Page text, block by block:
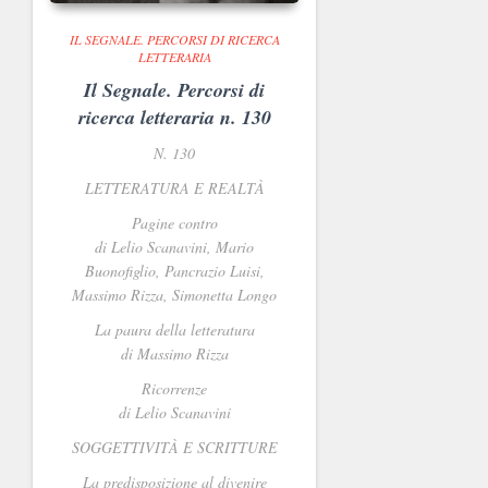
IL SEGNALE. PERCORSI DI RICERCA
LETTERARIA
Il Segnale. Percorsi di
ricerca letteraria n. 130
N. 130
LETTERATURA E REALTÀ
Pagine contro
di Lelio Scanavini, Mario
Buonofiglio, Pancrazio Luisi,
Massimo Rizza, Simonetta Longo
La paura della letteratura
di Massimo Rizza
Ricorrenze
di Lelio Scanavini
SOGGETTIVITÀ E SCRITTURE
La predisposizione al divenire